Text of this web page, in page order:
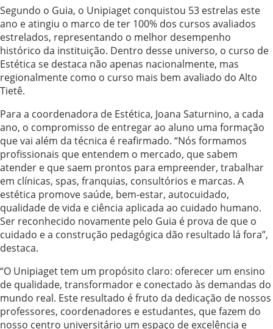
Segundo o Guia, o Unipiaget conquistou 53 estrelas este
ano e atingiu o marco de ter 100% dos cursos avaliados
estrelados, representando o melhor desempenho
histórico da instituição. Dentro desse universo, o curso de
Estética se destaca não apenas nacionalmente, mas
regionalmente como o curso mais bem avaliado do Alto
Tietê.
Para a coordenadora de Estética, Joana Saturnino, a cada
ano, o compromisso de entregar ao aluno uma formação
que vai além da técnica é reafirmado. “Nós formamos
profissionais que entendem o mercado, que sabem
atender e que saem prontos para empreender, trabalhar
em clínicas, spas, franquias, consultórios e marcas. A
estética promove saúde, bem-estar, autocuidado,
qualidade de vida e ciência aplicada ao cuidado humano.
Ser reconhecido novamente pelo Guia é prova de que o
cuidado e a construção pedagógica dão resultado lá fora”,
destaca.
“O Unipiaget tem um propósito claro: oferecer um ensino
de qualidade, transformador e conectado às demandas do
mundo real. Este resultado é fruto da dedicação de nossos
professores, coordenadores e estudantes, que fazem do
nosso centro universitário um espaço de excelência e